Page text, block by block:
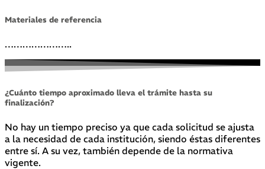
Materiales de referencia
…………………..
¿Cuánto tiempo aproximado lleva el trámite hasta su
finalización?
No hay un tiempo preciso ya que cada solicitud se ajusta
a la necesidad de cada institución, siendo éstas diferentes
entre sí. A su vez, también depende de la normativa
vigente.